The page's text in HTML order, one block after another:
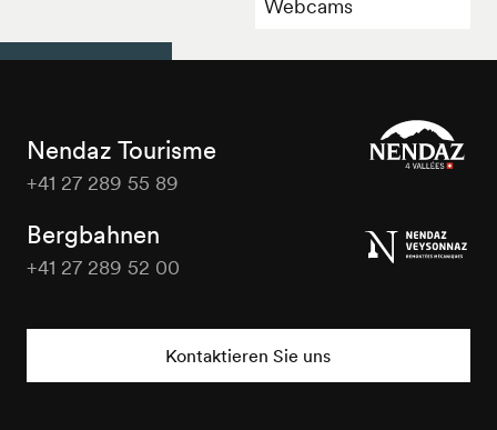
Webcams
Nendaz Tourisme
+41 27 289 55 89
Bergbahnen
+41 27 289 52 00
Kontaktieren Sie uns